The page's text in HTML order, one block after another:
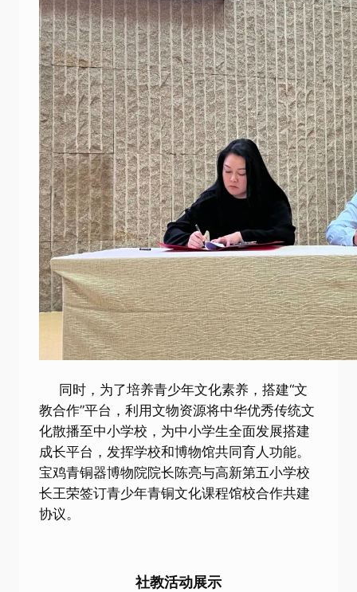
同时，为了培养青少年文化素养，搭建“文
教合作”平台，利用文物资源将中华优秀传统文
化散播至中小学校，为中小学生全面发展搭建
成长平台，发挥学校和博物馆共同育人功能。
宝鸡青铜器博物院院长陈亮与高新第五小学校
长王荣签订青少年青铜文化课程馆校合作共建
协议。
社教活动展示